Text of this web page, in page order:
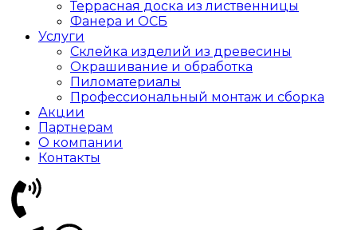
Террасная доска из лиственницы
Фанера и ОСБ
Услуги
Склейка изделий из древесины
Окрашивание и обработка
Пиломатериалы
Профессиональный монтаж и сборка
Акции
Партнерам
О компании
Контакты